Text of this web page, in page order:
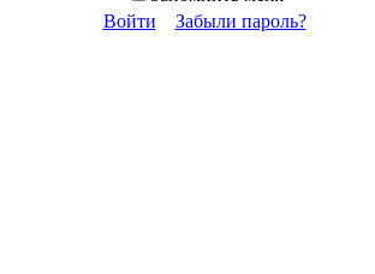
Войти
Забыли пароль?